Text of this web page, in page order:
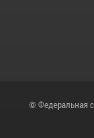
© Федеральная